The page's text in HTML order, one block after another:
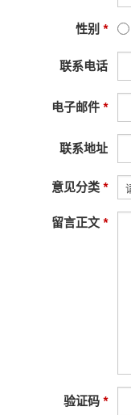
性别 *
联系电话
电子邮件 *
联系地址
意见分类 *
留言正文 *
验证码 *